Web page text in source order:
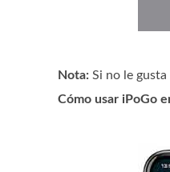
Nota: Si no le
Cómo usar iPoGo